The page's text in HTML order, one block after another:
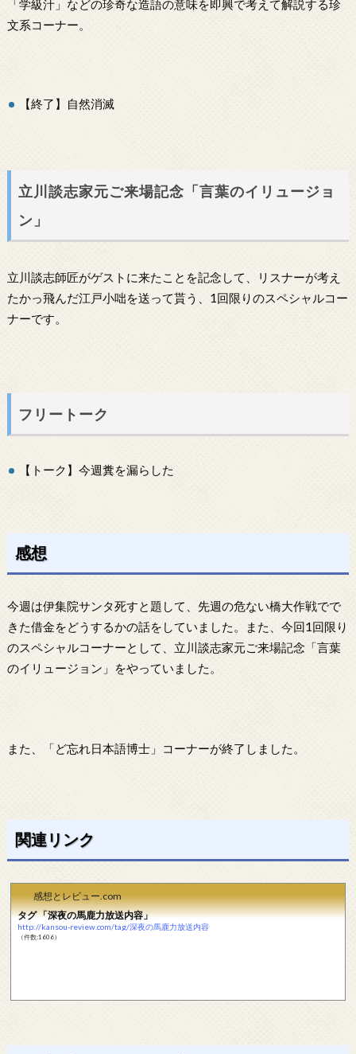
「学級汁」などの珍奇な造語の意味を即興で考えて解説する珍
文系コーナー。
【終了】自然消滅
立川談志家元ご来場記念「言葉のイリュージョ
ン」
立川談志師匠がゲストに来たことを記念して、リスナーが考え
たかっ飛んだ江戸小咄を送って貰う、1回限りのスペシャルコー
ナーです。
フリートーク
【トーク】今週糞を漏らした
感想
今週は伊集院サンタ死すと題して、先週の危ない橋大作戦でで
きた借金をどうするかの話をしていました。また、今回1回限り
のスペシャルコーナーとして、立川談志家元ご来場記念「言葉
のイリュージョン」をやっていました。
また、「ど忘れ日本語博士」コーナーが終了しました。
関連リンク
感想とレビュー.com
タグ 「深夜の馬鹿力放送内容」
http://kansou-review.com/tag/深夜の馬鹿力放送内容
（件数:1606）